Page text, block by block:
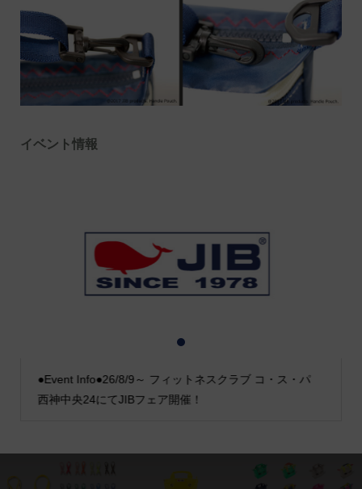
イベント情報
●Event Info●26/8/9～ フィットネスクラブ コ・ス・パ
西神中央24にてJIBフェア開催！
2